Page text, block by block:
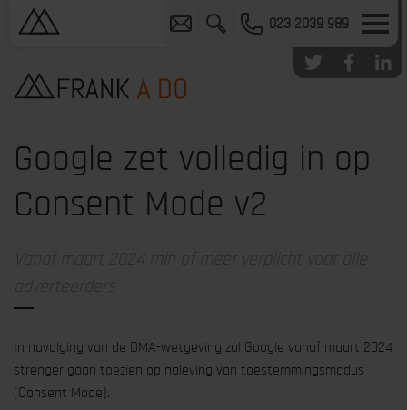
023 2039 989
Google zet volledig in op
Consent Mode v2
In navolging van de DMA-wetgeving zal Google vanaf maart 2024
strenger gaan toezien op naleving van toestemmingsmodus
(Consent Mode).